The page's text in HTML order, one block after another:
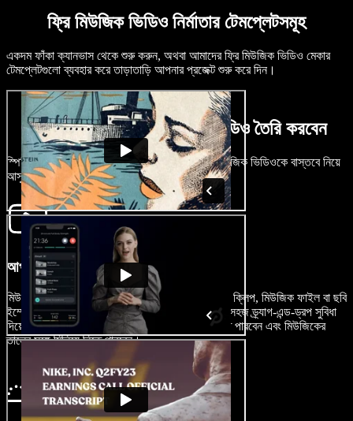
ফ্রি মিউজিক ভিডিও নির্মাতার টেমপ্লেটসমূহ
একদম ফাঁকা ক্যানভাস থেকে শুরু করুন, অথবা আমাদের ফ্রি মিউজিক ভিডিও মেকার
টেমপ্লেটগুলো ব্যবহার করে তাড়াতাড়ি আপনার প্রজেক্ট শুরু করে দিন।
কিছু মিনিটেই কিভাবে মিউজিক ভিডিও তৈরি করবেন
স্পিচিফাই স্টুডিও দিয়ে চোখের পলকে আপনার কল্পনার মিউজিক ভিডিওকে বাস্তবে নিয়ে
আসুন।
আপনার ভিডিও ইম্পোর্ট করুন
মিউজিক ভিডিও বানানোর কাজ শুরু করতে, আপনার ভিডিও ক্লিপ, মিউজিক ফাইল বা ছবি
ইম্পোর্ট করুন 'Images/Videos' অপশনে ক্লিক করে। সহজ ড্র্যাগ-এন্ড-ড্রপ সুবিধা
দিয়ে আপনি খুব ঝটপট আপনার ভিজ্যুয়ালগুলো গুছিয়ে নিতে পারবেন এবং মিউজিকের
তালের সঙ্গে মিলিয়ে নিতে পারবেন।